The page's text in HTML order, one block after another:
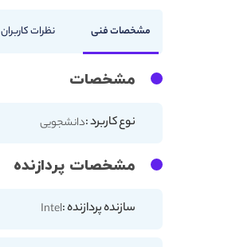
مشخصات فنی نظرات کاربران
مشخصات
نوع کاربرد :دانشجویی
مشخصات پردازنده
سازنده پردازنده :Intel